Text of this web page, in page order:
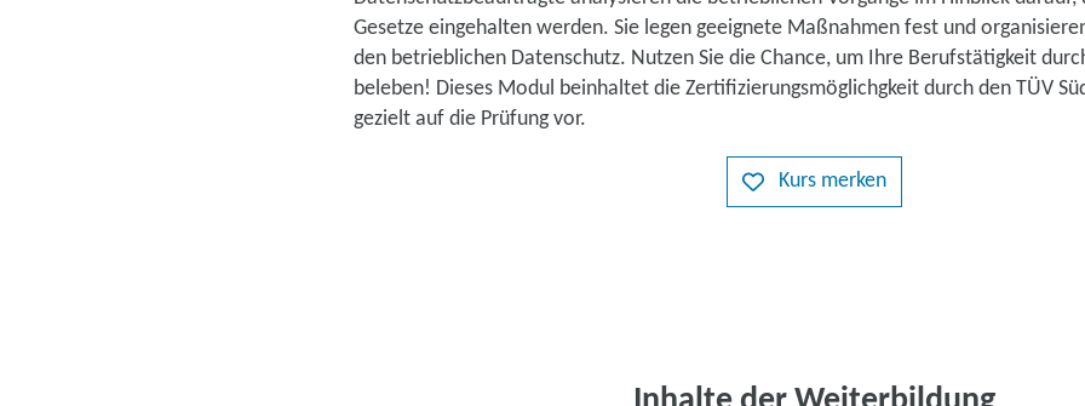
Gesetze eingehalten werden. Sie legen geeignete Maßnahmen fest und
den betrieblichen Datenschutz. Nutzen Sie die Chance, um Ihre Berufstätigkeit
beleben! Dieses Modul beinhaltet die Zertifizierungsmöglichgkeit durch den TÜV
gezielt auf die Prüfung vor.
Kurs merken